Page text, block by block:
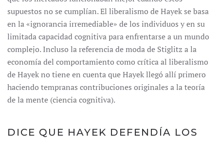
supuestos no se cumplían. El liberalismo de Hayek se basa
en la «ignorancia irremediable» de los individuos y en su
limitada capacidad cognitiva para enfrentarse a un mundo
complejo. Incluso la referencia de moda de Stiglitz a la
economía del comportamiento como crítica al liberalismo
de Hayek no tiene en cuenta que Hayek llegó allí primero
haciendo tempranas contribuciones originales a la teoría
de la mente (ciencia cognitiva).
DICE QUE HAYEK DEFENDÍA LOS